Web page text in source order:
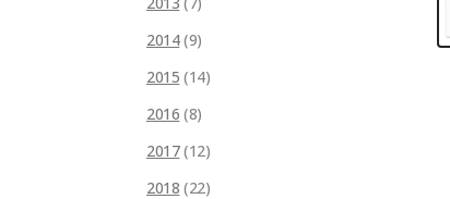
2014(9)
2015 (14)
2016 (8)
2017(12)
2018 (22)